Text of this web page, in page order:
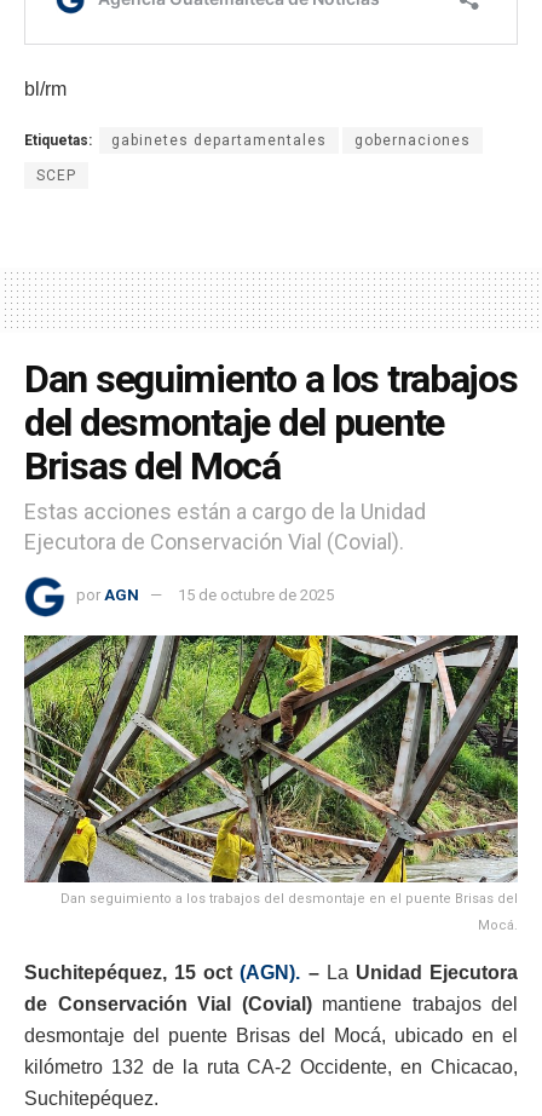
bl/rm
Etiquetas: gabinetes departamentales gobernaciones
SCEP
Dan seguimiento a los trabajos
del desmontaje del puente
Brisas del Mocá
Estas acciones están a cargo de la Unidad
Ejecutora de Conservación Vial (Covial).
por AGN 15 de octubre de 2025
Dan seguimiento a los trabajos del desmontaje en el puente Brisas del
Mocá.
Suchitepéquez, 15 oct(AGN). –La Unidad Ejecutora
de Conservación Vial (Covial)mantiene trabajos del
desmontaje del puente Brisas del Mocá, ubicado en el
kilómetro 132 de la ruta CA-2 Occidente, en Chicacao,
Suchitepéquez.